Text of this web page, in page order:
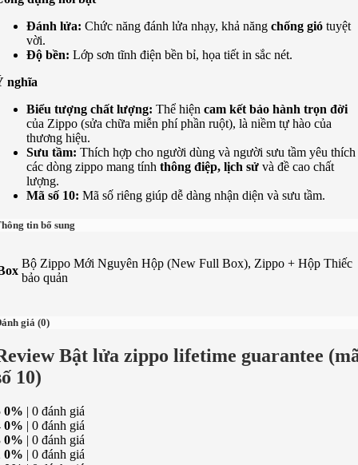
Đánh lửa: Chức năng đánh lửa nhạy, khả năng chống gió tuyệt
vời.
Độ bền: Lớp sơn tĩnh điện bền bỉ, họa tiết in sắc nét.
nghĩa
Biểu tượng chất lượng: Thể hiện cam kết bảo hành trọn đời
của Zippo (sửa chữa miễn phí phần ruột), là niềm tự hào của
thương hiệu.
Sưu tầm: Thích hợp cho người dùng và người sưu tầm yêu thích
các dòng zippo mang tính thông điệp, lịch sử và đề cao chất
lượng.
Mã số 10: Mã số riêng giúp dễ dàng nhận diện và sưu tầm.
tin bổ sung
Bộ Zippo Mới Nguyên Hộp (New Full Box), Zippo + Hộp Thiếc
bảo quản
giá (0)
Bật lửa zippo lifetime guarantee
10)
0% | 0 đánh giá
0% | 0 đánh giá
0% | 0 đánh giá
0% | 0 đánh giá